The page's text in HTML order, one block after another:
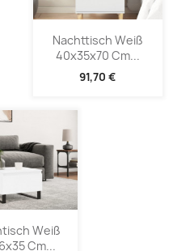
Nachttisch Weiß
40x35x70 Cm...
91,70 €
Weiß
Cm...